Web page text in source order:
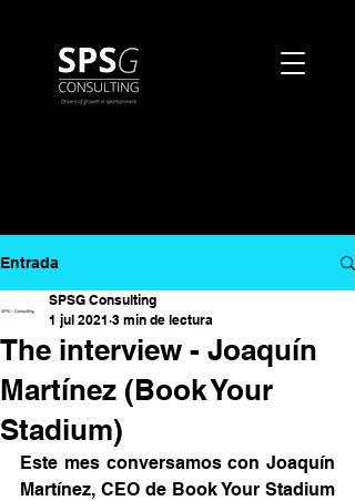
Entrada
The interview - Joaquín
Martínez (Book Your
Stadium)
SPSG Consulting
1 jul 2021 3 min de lectura
Este mes conversamos con Joaquín
Martínez, CEO de Book Your Stadium